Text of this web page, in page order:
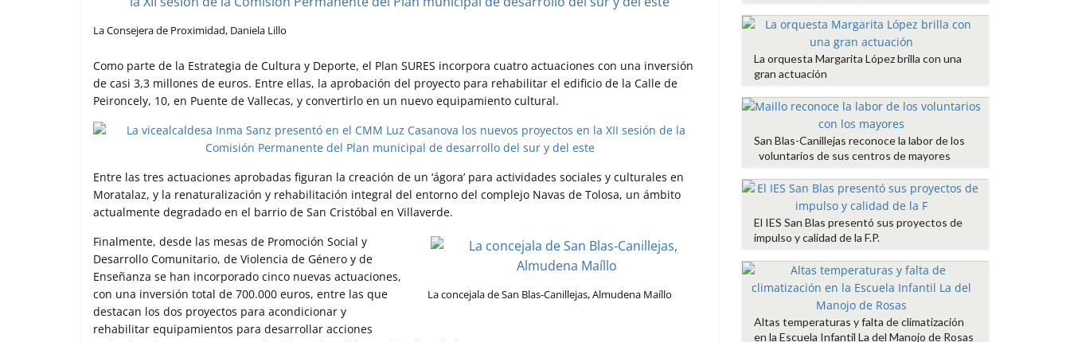
La Consejera de Proximidad, Daniela Lillo
Como parte de la Estrategia de Cultura y Deporte, el Plan SURES incorpora cuatro actuaciones con una inversión
de casi 3,3 millones de euros. Entre ellas, la aprobación del proyecto para rehabilitar el edificio de la Calle de
Peironcely, 10, en Puente de Vallecas, y convertirlo en un nuevo equipamiento cultural.
Entre las tres actuaciones aprobadas figuran la creación de un ‘ágora’ para actividades sociales y culturales en
Moratalaz, y la renaturalización y rehabilitación integral del entorno del complejo Navas de Tolosa, un ámbito
actualmente degradado en el barrio de San Cristóbal en Villaverde.
La concejala de San Blas-Canillejas, Almudena Maíllo
Finalmente, desde las mesas de Promoción Social y
Desarrollo Comunitario, de Violencia de Género y de
Enseñanza se han incorporado cinco nuevas actuaciones,
con una inversión total de 700.000 euros, entre las que
destacan los dos proyectos para acondicionar y
rehabilitar equipamientos para desarrollar acciones
La orquesta Margarita López brilla con una
gran actuación
San Blas-Canillejas reconoce la labor de los
voluntarios de sus centros de mayores
El IES San Blas presentó sus proyectos de
impulso y calidad de la F.P.
Altas temperaturas y falta de climatización
en la Escuela Infantil La del Manojo de Rosas